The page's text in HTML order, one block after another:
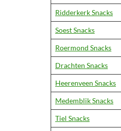
Ridderkerk Snacks
Soest Snacks
Roermond Snacks
Drachten Snacks
Heerenveen Snacks
Medemblik Snacks
Tiel Snacks